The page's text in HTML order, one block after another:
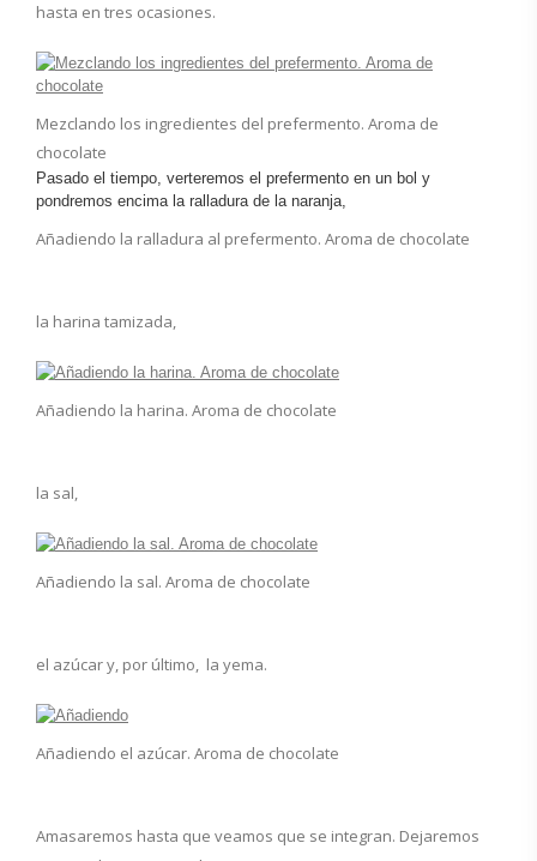
hasta en tres ocasiones.
Mezclando los ingredientes del prefermento. Aroma de
chocolate
Pasado el tiempo, verteremos el prefermento en un bol y
pondremos encima la ralladura de la naranja,
Añadiendo la ralladura al prefermento. Aroma de chocolate
la harina tamizada,
Añadiendo la harina. Aroma de chocolate
la sal,
Añadiendo la sal. Aroma de chocolate
el azúcar y, por último, la yema.
Añadiendo el azúcar. Aroma de chocolate
Amasaremos hasta que veamos que se integran. Dejaremos